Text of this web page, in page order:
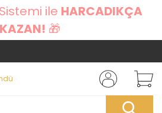
ile HARCADIKÇA
KAZAN! 🎁